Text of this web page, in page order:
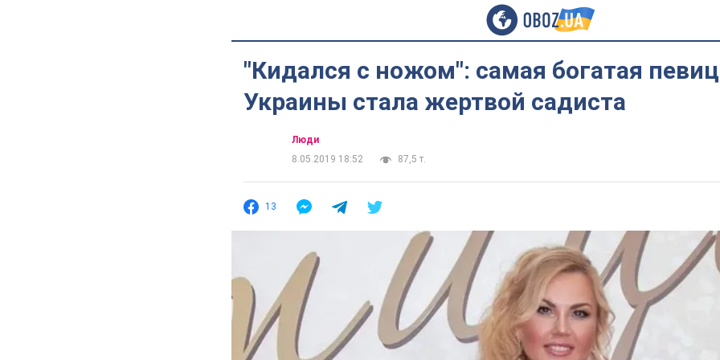
"Кидался с ножом": самая богатая
Украины стала жертвой садиста
Люди
8.05.2019 18:52
87,5 т.
13